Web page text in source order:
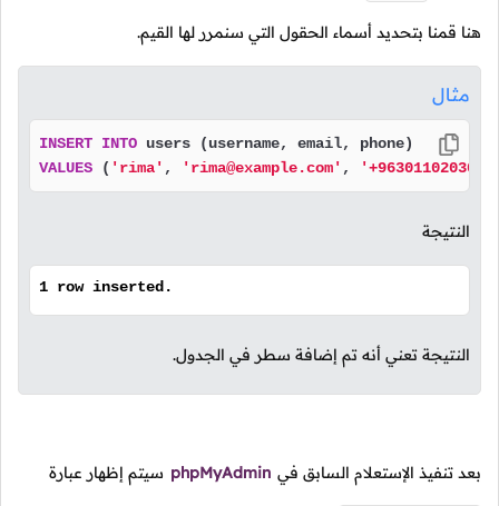
هنا قمنا بتحديد أسماء الحقول التي سنمرر لها القيم.
مثال
INSERT INTO
VALUES ( 'rima' , 'rima@example.com' , '+96301102030'
النتيجة
1 row inserted.
النتيجة تعني أنه تم إضافة سطر في الجدول.
بعد تنفيذ الإستعلام السابق في phpMyAdmin سيتم إظهار عبارة